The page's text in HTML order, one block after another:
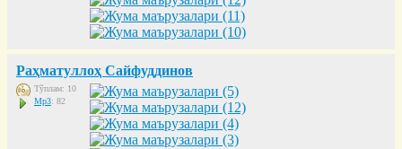
Раҳматуллоҳ Сайфуддинов
Тўплам: 10
Mp3: 82